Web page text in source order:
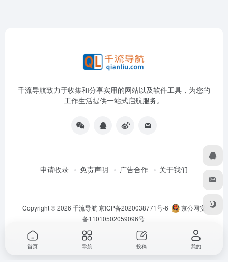
千流导航致力于收集和分享实用的网站以及软件工具，为您的
工作生活提供一站式启航服务。
申请收录 免责声明 广告合作 关于我们
Copyright © 2026 千流导航京ICP备2020038771号-6
京公网安
备11010502059096号
首页 导航 投稿 我的